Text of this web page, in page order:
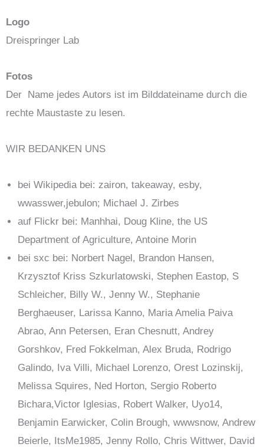
Logo
Dreispringer Lab
Fotos
Der Name jedes Autors ist im Bilddateiname durch die
rechte Maustaste zu lesen.
WIR BEDANKEN UNS
bei Wikipedia bei: zairon, takeaway, esby,
wwasswer,jebulon; Michael J. Zirbes
auf Flickr bei: Manhhai, Doug Kline, the US
Department of Agriculture, Antoine Morin
bei sxc bei: Norbert Nagel, Brandon Hansen,
Krzysztof Kriss Szkurlatowski, Stephen Eastop, S
Schleicher, Billy W., Jenny W., Stephanie
Berghaeuser, Larissa Kanno, Maria Amelia Paiva
Abrao, Ann Petersen, Eran Chesnutt, Andrey
Gorshkov, Fred Fokkelman, Alex Bruda, Rodrigo
Galindo, Iva Villi, Michael Lorenzo, Orest Lozinskij,
Melissa Squires, Ned Horton, Sergio Roberto
Bichara,Victor Iglesias, Robert Walker, Uyo14,
Benjamin Earwicker, Colin Brough, wwwsnow, Andrew
Beierle, ItsMe1985, Jenny Rollo, Chris Wittwer, David